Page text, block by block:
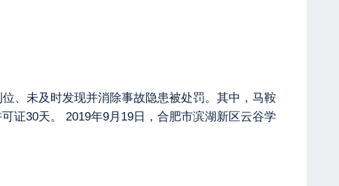
、未及时发现并消除事故隐患被处罚。其中，马鞍
证30天。 2019年9月19日，合肥市滨湖新区云谷学